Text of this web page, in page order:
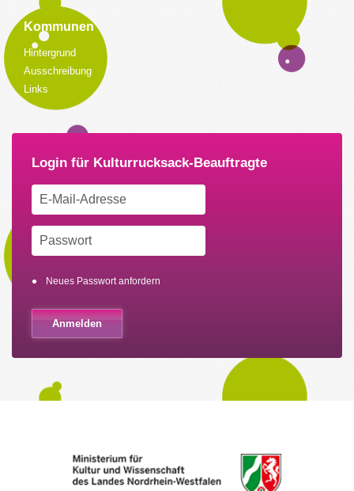
Kommunen
Hintergrund
Ausschreibung
Links
Neues Passwort anfordern